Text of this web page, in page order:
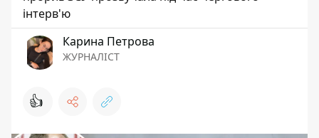
інтерв'ю
Карина Петрова
ЖУРНАЛІСТ
👍